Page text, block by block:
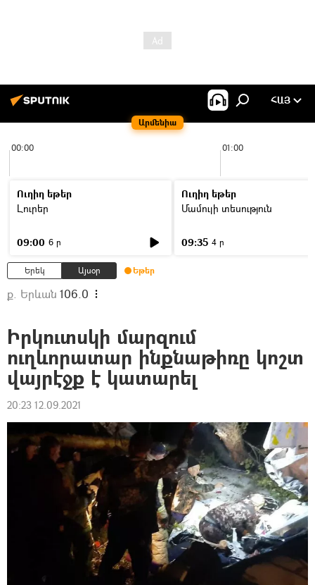
Արմենիա
ՀԱՅ
00:00 01:00
Ուղիղ եթեր
Լուրեր
09:00 6 ր
Ուղիղ եթեր
Մամուլի տեսություն
09:35 4 ր
Երեկ Այսօր Եթեր
ք. Երևան 106.0
Իրկուտսկի մարզում
ուղևորատար ինքնաթիռը կոշտ
վայրէջք է կատարել
20:23 12.09.2021